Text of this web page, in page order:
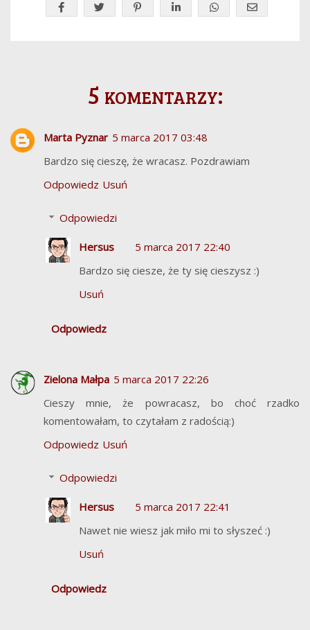
5 komentarzy:
Marta Pyznar 5 marca 2017 03:48
Bardzo się cieszę, że wracasz. Pozdrawiam
Odpowiedz Usuń
Odpowiedzi
Hersus
5 marca 2017 22:40
Bardzo się ciesze, że ty się cieszysz :)
Usuń
Odpowiedz
Zielona Małpa 5 marca 2017 22:26
Cieszy mnie, że powracasz, bo choć rzadko
komentowałam, to czytałam z radością:)
Odpowiedz Usuń
Odpowiedzi
Hersus
5 marca 2017 22:41
Nawet nie wiesz jak miło mi to słyszeć :)
Usuń
Odpowiedz